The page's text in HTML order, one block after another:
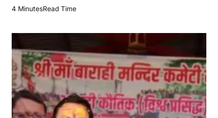
:
मु
ख्य
मं
त्री
ने
4 MinutesRead Time